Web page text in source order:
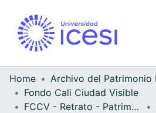
Home
Fondo Cali Ciudad Visible
FCCV - Retrato - Patrimonial